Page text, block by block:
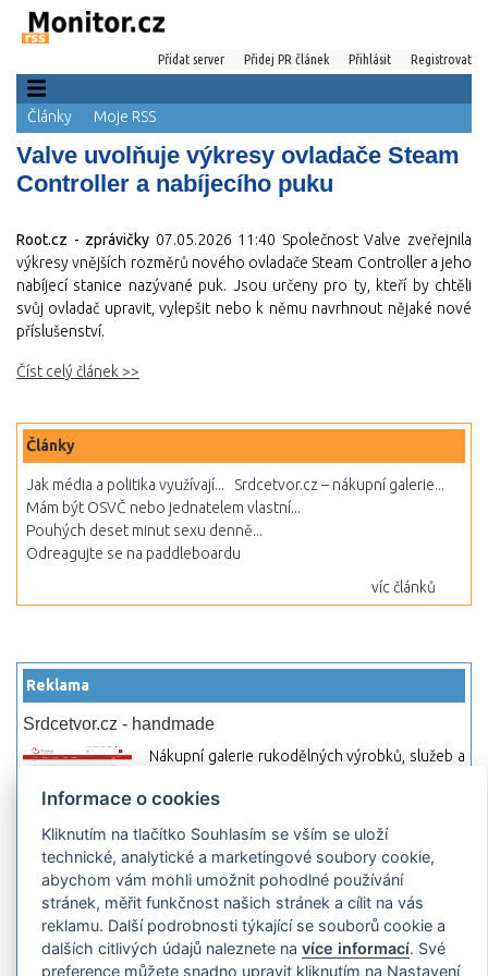
Přidat server Přidej PR článek Přihlásit Registrovat
Články Moje RSS
Valve uvolňuje výkresy ovladače Steam
Controller a nabíjecího puku
Root.cz - zprávičky 07.05.2026 11:40 Společnost Valve zveřejnila
výkresy vnějších rozměrů nového ovladače Steam Controller a jeho
nabíjecí stanice nazývané puk. Jsou určeny pro ty, kteří by chtěli
svůj ovladač upravit, vylepšit nebo k němu navrhnout nějaké nové
příslušenství.
Číst celý článek >>
Články
Jak média a politika využívají...
Srdcetvor.cz – nákupní galerie...
Mám být OSVČ nebo jednatelem vlastní...
Pouhých deset minut sexu denně...
Odreagujte se na paddleboardu
víc článků
Reklama
Srdcetvor.cz - handmade
Nákupní galerie rukodělných výrobků, služeb a
začít prodávat nebo jen nakupovat.
Hledej-hosting.cz - webhosting, VPS
hosting
Přehled webhostingových, multihosting a VPS
hosting programů s možností jejich
pokročilého vyhledávání a porovnávání.
Najděte si jednoduše vhodný hosting.
Informace o cookies
Kliknutím na tlačítko Souhlasím se vším se uloží
technické, analytické a marketingové soubory cookie,
abychom vám mohli umožnit pohodlné používání
stránek, měřit funkčnost našich stránek a cílit na vás
reklamu. Další podrobnosti týkající se souborů cookie a
dalších citlivých údajů naleznete navíce informací. Své
preference můžete snadno upravit kliknutím na Nastavení